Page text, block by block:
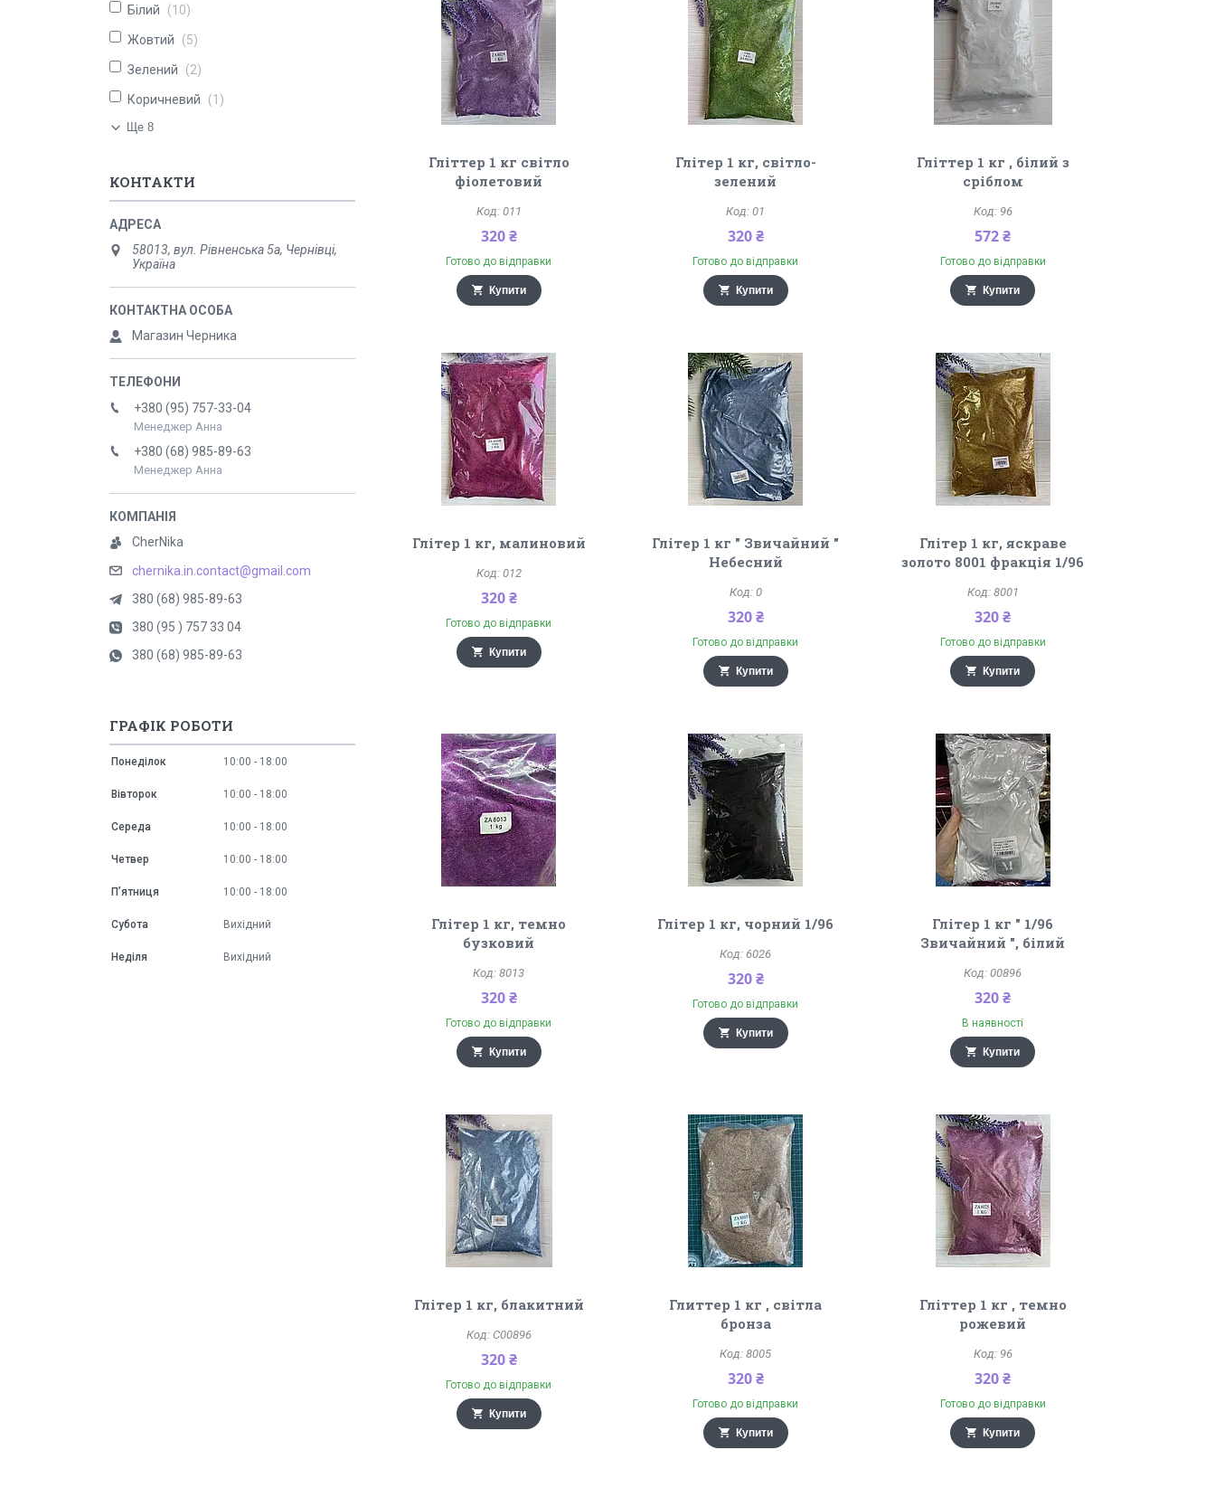
Гліттер 1 кг світло
фіолетовий
011
320 ₴
Готово до відправки
Купити
Глітер 1 кг, світло-
зелений
01
320 ₴
Готово до відправки
Купити
Гліттер 1 кг , білий з
сріблом
96
572 ₴
Готово до відправки
Купити
Глітер 1 кг, малиновий
012
320 ₴
Готово до відправки
Купити
Глітер 1 кг " Звичайний "
Небесний
0
320 ₴
Готово до відправки
Купити
Глітер 1 кг, яскраве
золото 8001 фракція 1/96
8001
320 ₴
Готово до відправки
Купити
Глітер 1 кг, темно
бузковий
8013
320 ₴
Готово до відправки
Купити
Глітер 1 кг, чорний 1/96
6026
320 ₴
Готово до відправки
Купити
Глітер 1 кг " 1/96
Звичайний ", білий
00896
320 ₴
В наявності
Купити
Глітер 1 кг, блакитний
С00896
320 ₴
Готово до відправки
Купити
Глиттер 1 кг , світла
бронза
8005
320 ₴
Готово до відправки
Купити
Гліттер 1 кг , темно
рожевий
96
320 ₴
Готово до відправки
Купити
Білий 10
Жовтий 5
Зелений 2
Коричневий 1
Ще 8
КОНТАКТИ
58013, вул. Рівненська 5а, Чернівці,
Україна
Магазин Черника
+380 (95) 757-33-04
Менеджер Анна
+380 (68) 985-89-63
Менеджер Анна
CherNika
chernika.in.contact@gmail.com
380 (68) 985-89-63
380 (95 ) 757 33 04
380 (68) 985-89-63
ГРАФІК РОБОТИ
Понеділок 10:00 18:00
Вівторок 10:00 18:00
Середа 10:00 18:00
Четвер 10:00 18:00
Пʼятниця 10:00 18:00
Субота Вихідний
Неділя Вихідний